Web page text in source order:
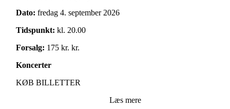
Dato: fredag 4. september 2026
Tidspunkt: kl. 20.00
Forsalg: 175 kr. kr.
Koncerter
KØB BILLETTER
Læs mere